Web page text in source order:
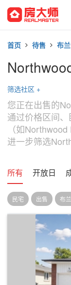
首页 待售 布
筛选社区 +
您正在出售的
通过价格区间
（如
进一步筛选
所有 开放日
民宅 出售 布